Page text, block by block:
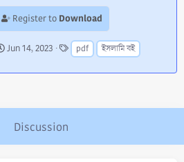
Register to Download
C
e
i
Jun 14, 2023
T
a
g
pdf ইসলামি বই
Discussion